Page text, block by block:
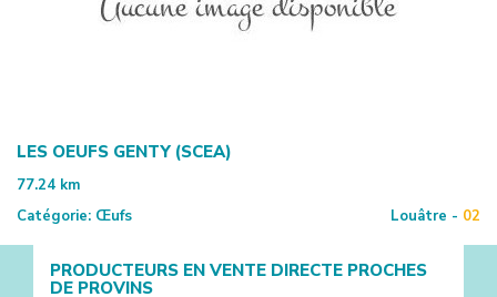
LES OEUFS GENTY (SCEA)
77.24 km
Catégorie: Œufs Louâtre - 02
PRODUCTEURS EN VENTE DIRECTE PROCHES
DE PROVINS